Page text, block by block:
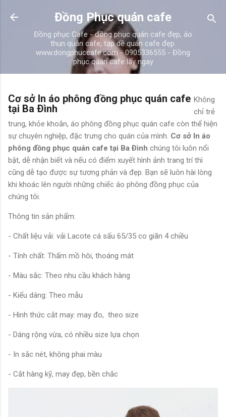
Chuyển đến nội dung chính
Đồng Phục quán cafe
Đồng phục Cafe - đồng phục quán cafe đẹp, áo
thun quán cafe, tạp dề quán cafe đẹp.
www.dongphuccafe.com - 0905336555 - Đồng
phục quán cafe lấy ngay
Cơ sở In áo phông đồng phục quán cafe
tại Ba Ðình
Không
chỉ trẻ
trung, khỏe khoắn, áo phông đồng phục quán cafe còn thể hiện
sự chuyên nghiệp, đặc trưng cho quán của mình. Cơ sở In áo
phông đồng phục quán cafe tại Ba Ðình chúng tôi luôn nổi
bật, dễ nhận biết và nếu có điểm xuyết hình ảnh trang trí thì
cũng dễ tạo được sự tương phản và đẹp. Bạn sẽ luôn hài lòng
khi khoác lên người những chiếc áo phông đồng phục của
chúng tôi.
Thông tin sản phẩm:
- Chất liệu vải: vải Lacote cá sấu 65/35 co giãn 4 chiều
- Tính chất: Thấm mồ hôi, thoáng mát
- Màu sắc: Theo nhu cầu khách hàng
- Kiểu dáng: Theo mẫu
- Hình thức cắt may: may đo, theo size
- Dáng rộng vừa, có nhiều size lựa chọn
- In sắc nét, không phai màu
- Cắt hàng kỹ, may đẹp, bền chắc